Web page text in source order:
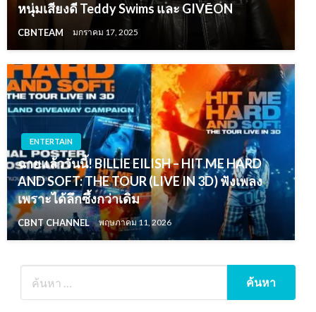
หนุ่มเสียงดี Teddy Swims และ GIVĒON
CBNTEAM มกราคม 17, 2025
ENTERTAIN
ฉายแล้ววันนี้! BILLIE EILISH – HIT ME HARD
AND SOFT: THE TOUR (LIVE IN 3D) ฟังเพลง
เพราะได้ลึกซึ้งกว่าเดิม
CBNT CHANNEL พฤษภาคม 11, 2026